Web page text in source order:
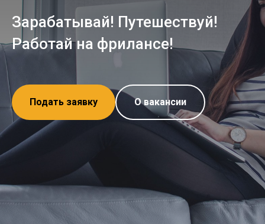
Зарабатывай! Путешествуй!
Работай на фрилансе!
Подать заявку О вакансии